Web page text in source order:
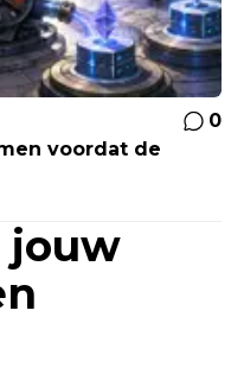
0
voordat de
jouw